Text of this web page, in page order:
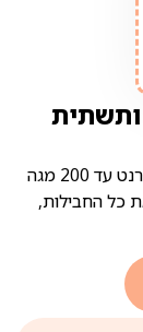
ותשתית
מגוון חבילות אקספון 018: תשתית וספק אינטרנט עד 200 מגה
כל החבילות,